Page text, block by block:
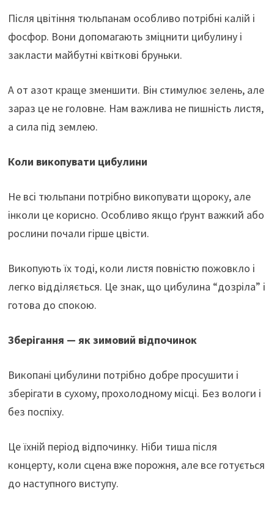
Після цвітіння тюльпанам особливо потрібні калій і
фосфор. Вони допомагають зміцнити цибулину і
закласти майбутні квіткові бруньки.
А от азот краще зменшити. Він стимулює зелень, але
зараз це не головне. Нам важлива не пишність листя,
а сила під землею.
Коли викопувати цибулини
Не всі тюльпани потрібно викопувати щороку, але
інколи це корисно. Особливо якщо ґрунт важкий або
рослини почали гірше цвісти.
Викопують їх тоді, коли листя повністю пожовкло і
легко відділяється. Це знак, що цибулина “дозріла” і
готова до спокою.
Зберігання — як зимовий відпочинок
Викопані цибулини потрібно добре просушити і
зберігати в сухому, прохолодному місці. Без вологи і
без поспіху.
Це їхній період відпочинку. Ніби тиша після
концерту, коли сцена вже порожня, але все готується
до наступного виступу.